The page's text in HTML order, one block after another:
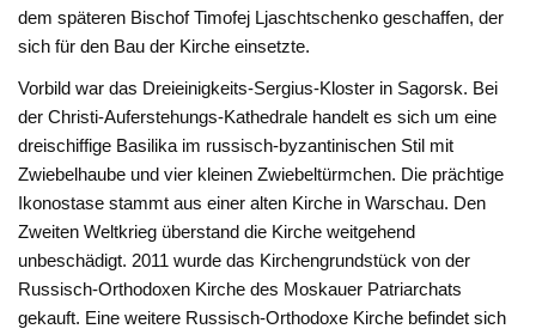
dem späteren Bischof Timofej Ljaschtschenko geschaffen, der
sich für den Bau der Kirche einsetzte.
Vorbild war das Dreieinigkeits-Sergius-Kloster in Sagorsk. Bei
der Christi-Auferstehungs-Kathedrale handelt es sich um eine
dreischiffige Basilika im russisch-byzantinischen Stil mit
Zwiebelhaube und vier kleinen Zwiebeltürmchen. Die prächtige
Ikonostase stammt aus einer alten Kirche in Warschau. Den
Zweiten Weltkrieg überstand die Kirche weitgehend
unbeschädigt. 2011 wurde das Kirchengrundstück von der
Russisch-Orthodoxen Kirche des Moskauer Patriarchats
gekauft. Eine weitere Russisch-Orthodoxe Kirche befindet sich